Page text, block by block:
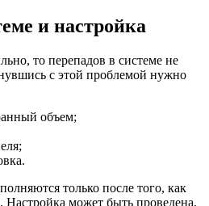
и настройка
то перепадов в системе не
с этой проблемой нужно
объем;
только после того, как
Настройка может быть проведена,